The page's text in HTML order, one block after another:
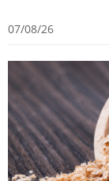
07/08/26